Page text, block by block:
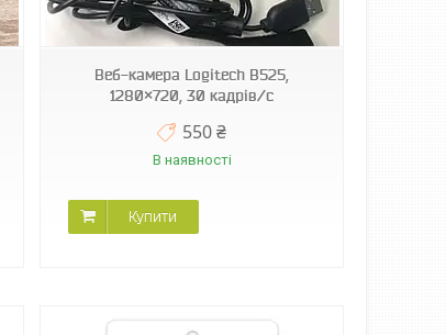
Веб-камера Logitech B525,
1280×720, 30 кадрів/с
550 ₴
В наявності
Купити